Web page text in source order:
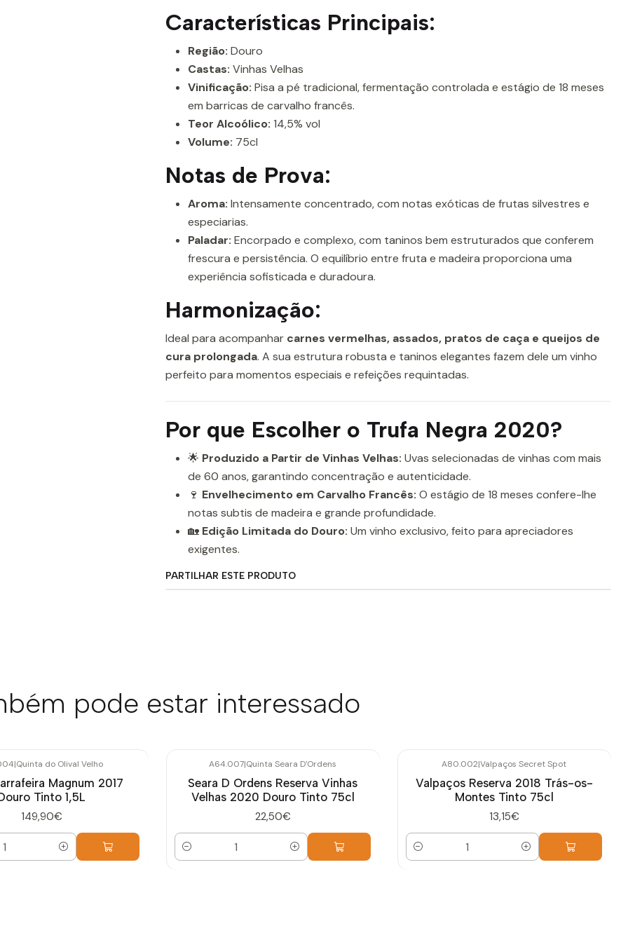
Características Principais:
Região: Douro
Castas: Vinhas Velhas
Vinificação: Pisa a pé tradicional, fermentação controlada e estágio de 18 meses
em barricas de carvalho francês.
Teor Alcoólico: 14,5% vol
Volume: 75cl
Notas de Prova:
Aroma: Intensamente concentrado, com notas exóticas de frutas silvestres e
especiarias.
Paladar: Encorpado e complexo, com taninos bem estruturados que conferem
frescura e persistência. O equilíbrio entre fruta e madeira proporciona uma
experiência sofisticada e duradoura.
Harmonização:
Ideal para acompanhar carnes vermelhas, assados, pratos de caça e queijos de
cura prolongada. A sua estrutura robusta e taninos elegantes fazem dele um vinho
perfeito para momentos especiais e refeições requintadas.
Por que Escolher o Trufa Negra 2020?
🌟 Produzido a Partir de Vinhas Velhas: Uvas selecionadas de vinhas com mais
de 60 anos, garantindo concentração e autenticidade.
🍷 Envelhecimento em Carvalho Francês: O estágio de 18 meses confere-lhe
notas subtis de madeira e grande profundidade.
🏡 Edição Limitada do Douro: Um vinho exclusivo, feito para apreciadores
exigentes.
PARTILHAR ESTE PRODUTO
pode estar interessado
|Quinta do Olival Velho
Magnum 2017
Tinto 1,5L
149,90€
A64.007|Quinta Seara D'Ordens
Seara D Ordens Reserva Vinhas
Velhas 2020 Douro Tinto 75cl
22,50€
Quantidade
A80.002|Valpaços Secret Spot
Valpaços Reserva 2018 Trás-os-
Montes Tinto 75cl
13,15€
Quantidade